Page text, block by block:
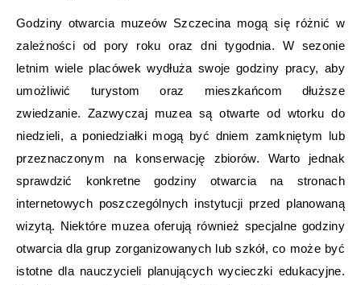
Godziny otwarcia muzeów Szczecina mogą się różnić w
zależności od pory roku oraz dni tygodnia. W sezonie
letnim wiele placówek wydłuża swoje godziny pracy, aby
umożliwić turystom oraz mieszkańcom dłuższe
zwiedzanie. Zazwyczaj muzea są otwarte od wtorku do
niedzieli, a poniedziałki mogą być dniem zamkniętym lub
przeznaczonym na konserwację zbiorów. Warto jednak
sprawdzić konkretne godziny otwarcia na stronach
internetowych poszczególnych instytucji przed planowaną
wizytą. Niektóre muzea oferują również specjalne godziny
otwarcia dla grup zorganizowanych lub szkół, co może być
istotne dla nauczycieli planujących wycieczki edukacyjne.